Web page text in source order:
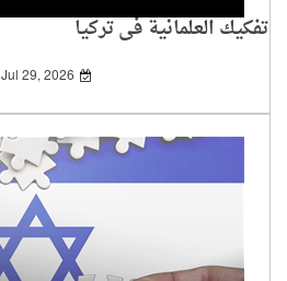
تفكيك العلمانية في تركيا
Jul 29, 2026